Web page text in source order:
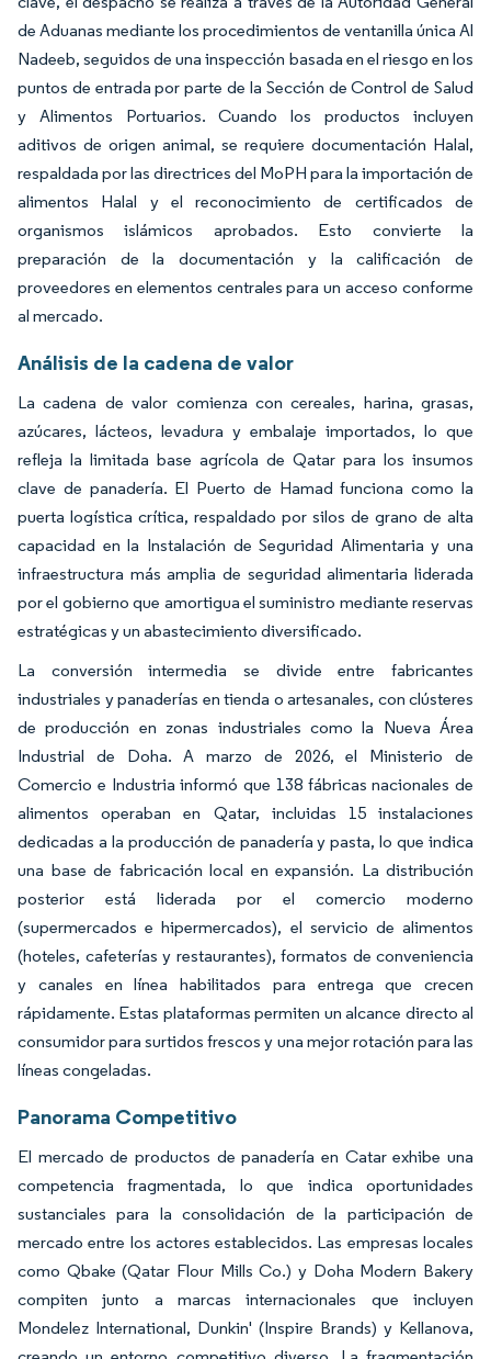
de Aduanas mediante los procedimientos de ventanilla única Al
Nadeeb, seguidos de una inspección basada en el riesgo en los
puntos de entrada por parte de la Sección de Control de Salud
y Alimentos Portuarios. Cuando los productos incluyen
aditivos de origen animal, se requiere documentación Halal,
respaldada por las directrices del MoPH para la importación de
alimentos Halal y el reconocimiento de certificados de
organismos islámicos aprobados. Esto convierte la
preparación de la documentación y la calificación de
proveedores en elementos centrales para un acceso conforme
al mercado.
Análisis de la cadena de valor
La cadena de valor comienza con cereales, harina, grasas,
azúcares, lácteos, levadura y embalaje importados, lo que
refleja la limitada base agrícola de Qatar para los insumos
clave de panadería. El Puerto de Hamad funciona como la
puerta logística crítica, respaldado por silos de grano de alta
capacidad en la Instalación de Seguridad Alimentaria y una
infraestructura más amplia de seguridad alimentaria liderada
por el gobierno que amortigua el suministro mediante reservas
estratégicas y un abastecimiento diversificado.
La conversión intermedia se divide entre fabricantes
industriales y panaderías en tienda o artesanales, con clústeres
de producción en zonas industriales como la Nueva Área
Industrial de Doha. A marzo de 2026, el Ministerio de
Comercio e Industria informó que 138 fábricas nacionales de
alimentos operaban en Qatar, incluidas 15 instalaciones
dedicadas a la producción de panadería y pasta, lo que indica
una base de fabricación local en expansión. La distribución
posterior está liderada por el comercio moderno
(supermercados e hipermercados), el servicio de alimentos
(hoteles, cafeterías y restaurantes), formatos de conveniencia
y canales en línea habilitados para entrega que crecen
rápidamente. Estas plataformas permiten un alcance directo al
consumidor para surtidos frescos y una mejor rotación para las
líneas congeladas.
Panorama Competitivo
El mercado de productos de panadería en Catar exhibe una
competencia fragmentada, lo que indica oportunidades
sustanciales para la consolidación de la participación de
mercado entre los actores establecidos. Las empresas locales
como Qbake (Qatar Flour Mills Co.) y Doha Modern Bakery
compiten junto a marcas internacionales que incluyen
Mondelez International, Dunkin' (Inspire Brands) y Kellanova,